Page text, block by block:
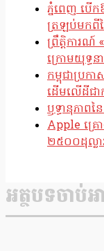
ភ្នំពេញ បើ
ត្រឡប់មកពីថ
ព្រឹត្តិការណ៍
ក្រោមយុទ្ធនា
កម្ពុជាប្រក
ដើមលើដីជ
ឫទ្ធានុភាពន
Apple គ្រ
២៥០០ដុល្លា
អត្ថបទចាប់អ